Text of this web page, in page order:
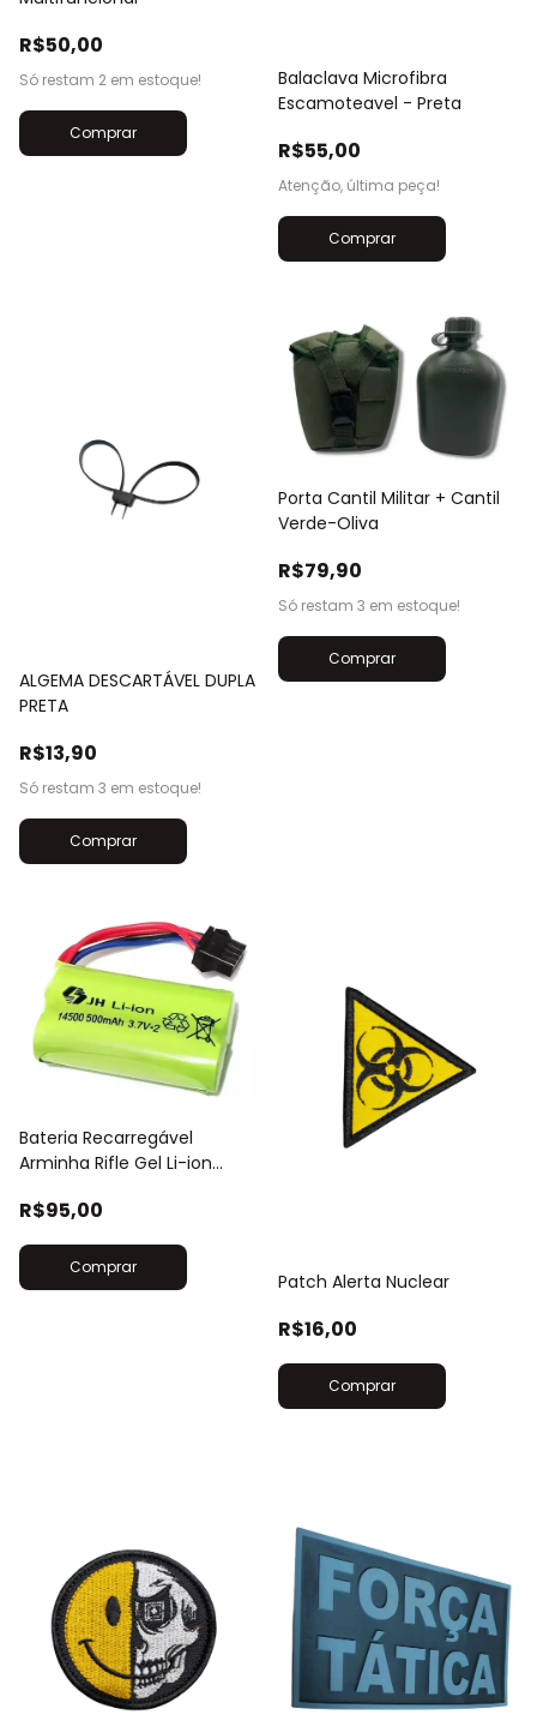
R$50,00
Só restam 2 em estoque!
Balaclava Microfibra
Escamoteavel - Preta
R$55,00
Atenção, última peça!
ALGEMA DESCARTÁVEL DUPLA
PRETA
R$13,90
Só restam 3 em estoque!
Porta Cantil Militar + Cantil
Verde-Oliva
R$79,90
Só restam 3 em estoque!
Bateria Recarregável
Arminha Rifle Gel Li-ion
R$95,00
Patch Alerta Nuclear
R$16,00